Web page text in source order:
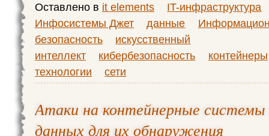
Оставлено в it elements
IT-инфраструктура
Инфосистемы Джет
данные
безопасность
искусственный
интеллект
кибербезопасность
контейнеры
технологии
сети
Атаки на контейнерные системы
данных для их обнаружения